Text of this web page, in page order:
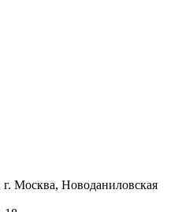
Москва, Новоданиловская